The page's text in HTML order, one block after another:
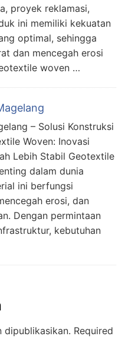
proyek reklamasi,
ini memiliki kekuatan
optimal, sehingga
dan mencegah erosi
woven …
– Solusi Konstruksi
Woven: Inovasi
Lebih Stabil Geotextile
dalam dunia
ini berfungsi
erosi, dan
Dengan permintaan
kebutuhan
dipublikasikan. Required